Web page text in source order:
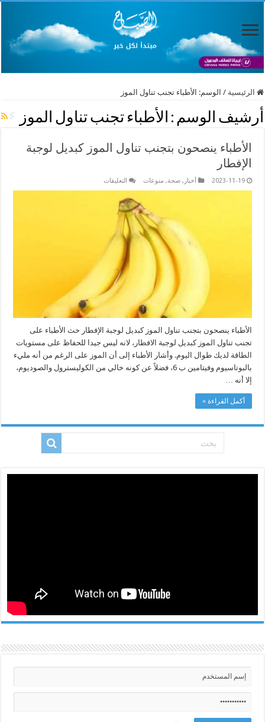
الرئيسية / الوسم: الأطباء تجنب تناول الموز
أرشيف الوسم : الأطباء تجنب تناول الموز
الأطباء ينصحون بتجنب تناول الموز كبديل لوجبة
الإفطار
2023-11-19 أخبار ,صحة, منوعات التعليقات
الأطباء ينصحون بتجنب تناول الموز كبديل لوجبة الإفطار حث الأطباء على
تجنب تناول الموز كبديل لوجبة الافطار، لانه ليس جيدا للحفاظ على مستويات
الطاقة لديك طوال اليوم. وأشار الأطباء إلى أن الموز على الرغم من أنه مليء
بالبوتاسيوم وفيتامين ب 6، فضلاً عن كونه خالي من الكوليسترول والصوديوم،
إلا أنه …
أكمل القراءة »